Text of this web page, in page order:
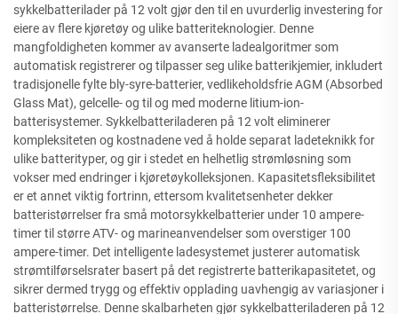
sykkelbatterilader på 12 volt gjør den til en uvurderlig investering for
eiere av flere kjøretøy og ulike batteriteknologier. Denne
mangfoldigheten kommer av avanserte ladealgoritmer som
automatisk registrerer og tilpasser seg ulike batterikjemier, inkludert
tradisjonelle fylte bly-syre-batterier, vedlikeholdsfrie AGM (Absorbed
Glass Mat), gelcelle- og til og med moderne litium-ion-
batterisystemer. Sykkelbatteriladeren på 12 volt eliminerer
kompleksiteten og kostnadene ved å holde separat ladeteknikk for
ulike batterityper, og gir i stedet en helhetlig strømløsning som
vokser med endringer i kjøretøykolleksjonen. Kapasitetsfleksibilitet
er et annet viktig fortrinn, ettersom kvalitetsenheter dekker
batteristørrelser fra små motorsykkelbatterier under 10 ampere-
timer til større ATV- og marineanvendelser som overstiger 100
ampere-timer. Det intelligente ladesystemet justerer automatisk
strømtilførselsrater basert på det registrerte batterikapasitetet, og
sikrer dermed trygg og effektiv opplading uavhengig av variasjoner i
batteristørrelse. Denne skalbarheten gjør sykkelbatteriladeren på 12